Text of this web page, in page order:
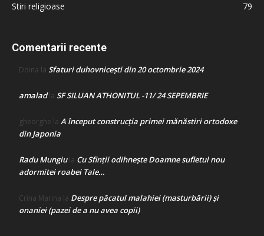
Stiri religioase
79
Comentarii recente
Doina la Sfaturi duhovnicești din 20 octombrie 2024
amaladla SF SILUAN ATHONITUL -11/ 24 SEPEMBRIE
gheorghe la A început construcţia primei mănăstiri ortodoxe
din Japonia
Radu Mungiula Cu Sfinții odihnește Doamne sufletul nou
adormitei roabei Tale…
Crina Marina la Despre păcatul malahiei (masturbării) şi
onaniei (pazei de a nu avea copii)